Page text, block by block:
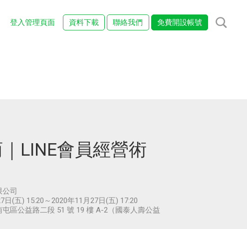
登入管理頁面 資料下載 聯絡我們 免費開設帳號
LINE會員經營術
司
日(五) 15:20～2020年11月27日(五) 17:20
屯區公益路二段 51 號 19 樓 A-2（國泰人壽公益